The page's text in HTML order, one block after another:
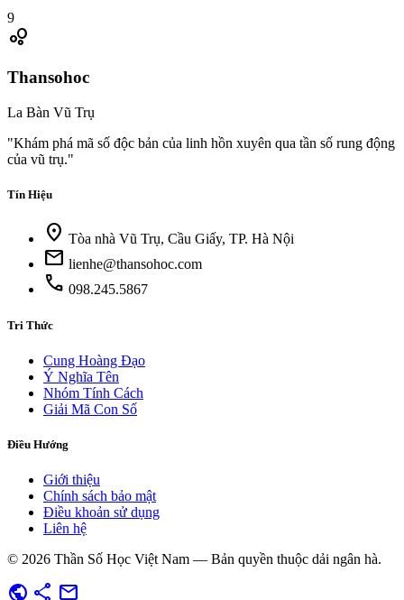
9
bubble_chart
Thansohoc
La Bàn Vũ Trụ
"Khám phá mã số độc bản của linh hồn xuyên qua tần số rung động
của vũ trụ."
Tín Hiệu
location_on Tòa nhà Vũ Trụ, Cầu Giấy, TP. Hà Nội
mail lienhe@thansohoc.com
call 098.245.5867
Tri Thức
Cung Hoàng Đạo
Ý Nghĩa Tên
Nhóm Tính Cách
Giải Mã Con Số
Điều Hướng
Giới thiệu
Chính sách bảo mật
Điều khoản sử dụng
Liên hệ
© 2026 Thần Số Học Việt Nam — Bản quyền thuộc dải ngân hà.
public share mail